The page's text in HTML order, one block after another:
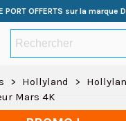
PORT OFFERTS sur la marque
> Hollyland >
Mars 4K